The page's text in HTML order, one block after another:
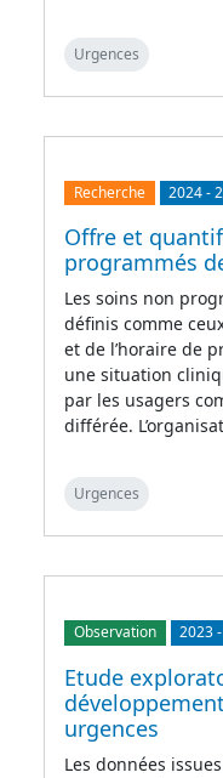
Urgences
Recherche 2024-
Offre et
programmés
Les soins non
définis comme
et de l’horaire de
une situation
par les usagers
différée.
Urgences
Observation 2023
Etude
urgences
Les données